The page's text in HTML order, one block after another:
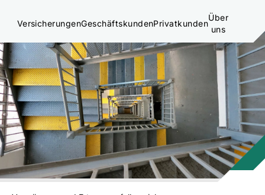
VersicherungenGeschäftskundenPrivatkunden
Über
uns